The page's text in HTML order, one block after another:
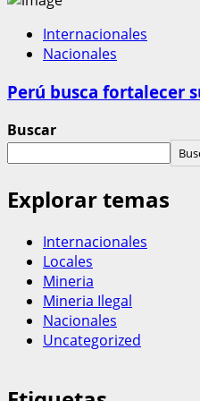
Internacionales
Nacionales
Perú busca fortalecer
Buscar
Explorar temas
Internacionales
Locales
Mineria
Mineria Ilegal
Nacionales
Uncategorized